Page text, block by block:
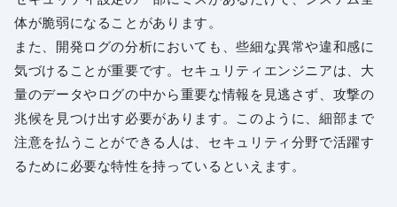
体が脆弱になることがあります。
また、開発ログの分析においても、些細な異常や違和感に
気づけることが重要です。セキュリティエンジニアは、大
量のデータやログの中から重要な情報を見逃さず、攻撃の
兆候を見つけ出す必要があります。このように、細部まで
注意を払うことができる人は、セキュリティ分野で活躍す
るために必要な特性を持っているといえます。